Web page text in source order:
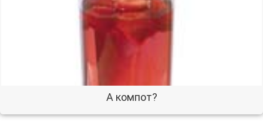
А компот?